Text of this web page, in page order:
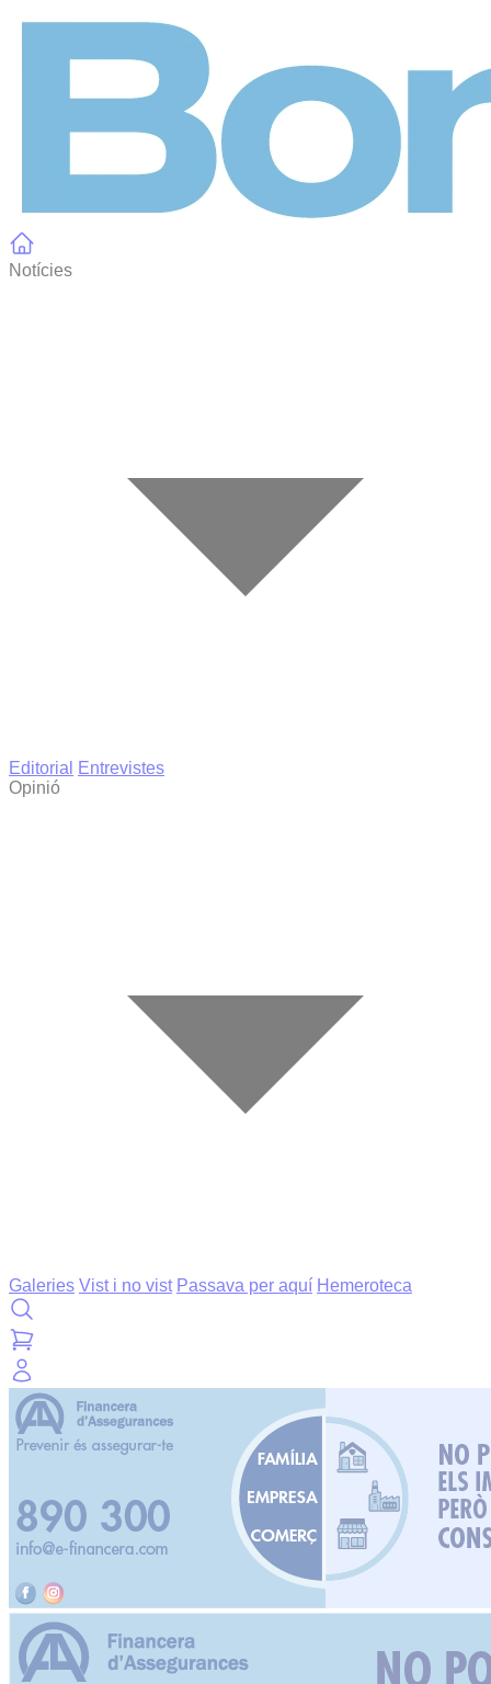
Notícies
Editorial
Entrevistes
Opinió
Galeries Vist i no vist Passava per aquí Hemeroteca